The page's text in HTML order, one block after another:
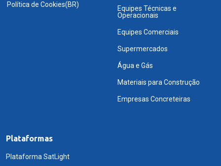
Política de Cookies(BR)
Equipes Técnicas e
Operacionais
Equipes Comerciais
Supermercados
Água e Gás
Materiais para Construção
Empresas Concreteiras
Plataformas
Plataforma SatLight